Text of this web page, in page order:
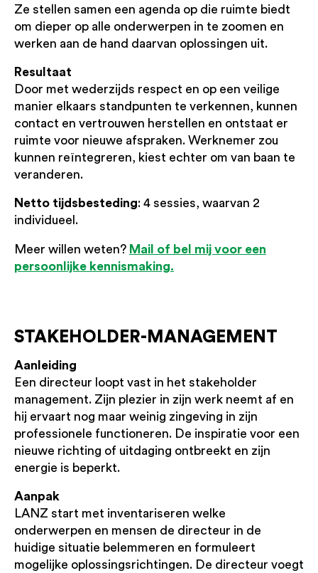
Ze stellen samen een agenda op die ruimte biedt
om dieper op alle onderwerpen in te zoomen en
werken aan de hand daarvan oplossingen uit.
Resultaat
Door met wederzijds respect en op een veilige
manier elkaars standpunten te verkennen, kunnen
contact en vertrouwen herstellen en ontstaat er
ruimte voor nieuwe afspraken. Werknemer zou
kunnen reïntegreren, kiest echter om van baan te
veranderen.
Netto tijdsbesteding: 4 sessies, waarvan 2
individueel.
Meer willen weten? Mail of bel mij voor een
persoonlijke kennismaking.
STAKEHOLDER-MANAGEMENT
Aanleiding
Een directeur loopt vast in het stakeholder
management. Zijn plezier in zijn werk neemt af en
hij ervaart nog maar weinig zingeving in zijn
professionele functioneren. De inspiratie voor een
nieuwe richting of uitdaging ontbreekt en zijn
energie is beperkt.
Aanpak
LANZ start met inventariseren welke
onderwerpen en mensen de directeur in de
huidige situatie belemmeren en formuleert
mogelijke oplossingsrichtingen. De directeur voegt